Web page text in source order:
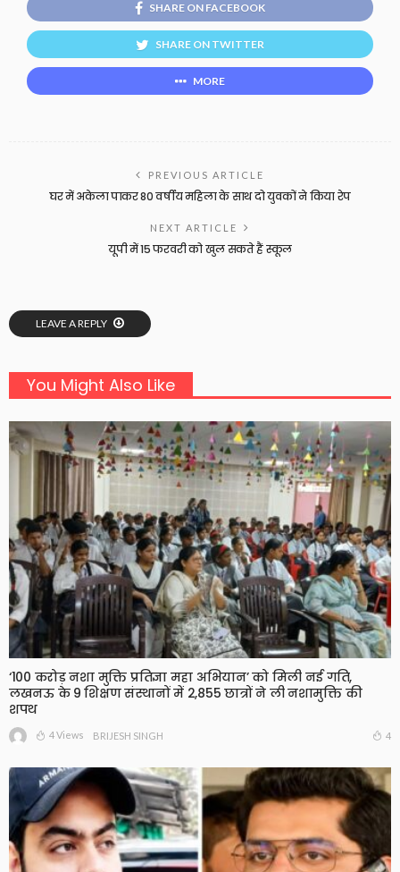
SHARE ON FACEBOOK
SHARE ON TWITTER
MORE
PREVIOUS ARTICLE
घर में अकेला पाकर 80 वर्षीय महिला के साथ दो युवकों ने किया रेप
NEXT ARTICLE
यूपी में 15 फरवरी को खुल सकते हैं स्कूल
LEAVE A REPLY
You Might Also Like
‘100 करोड़ नशा मुक्ति प्रतिज्ञा महा अभियान’ को मिली नई गति,
लखनऊ के 9 शिक्षण संस्थानों में 2,855 छात्रों ने ली नशामुक्ति की
शपथ
4 Views BRIJESH SINGH 4